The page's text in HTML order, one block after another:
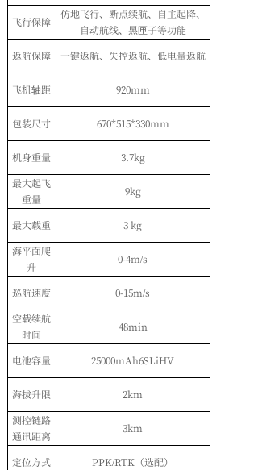
飞行保障
仿地飞行、断点续航、自主起降、
自动航线、黑匣子等功能
返航保障
一键返航、失控返航、低电量返航
飞机轴距 920mm
包装尺寸 670*515*330mm
机身重量
3.7kg
最大起飞
重量
9kg
最大载重
3 kg
海平面爬
升
0-4m/s
巡航速度
0-15m/s
空载续航
时间
48min
电池容量 25000mAh6SLiHV
海拔升限
2km
测控链路
通讯距离
3km
定位方式 PPK/RTK （选配）